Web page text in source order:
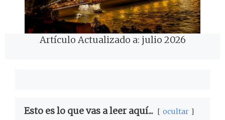
Artículo Actualizado a: julio 2026
Esto es lo que vas a leer aquí... ocultar